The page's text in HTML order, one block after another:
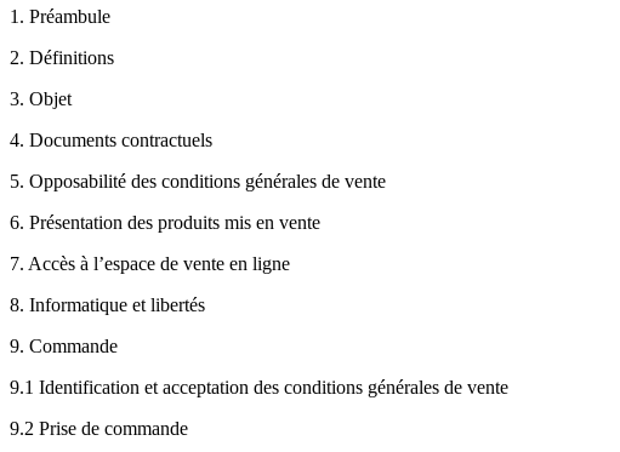
1. Préambule
2. Définitions
3. Objet
4. Documents contractuels
5. Opposabilité des conditions générales de vente
6. Présentation des produits mis en vente
7. Accès à l’espace de vente en ligne
8. Informatique et libertés
9. Commande
9.1 Identification et acceptation des conditions générales de vente
9.2 Prise de commande